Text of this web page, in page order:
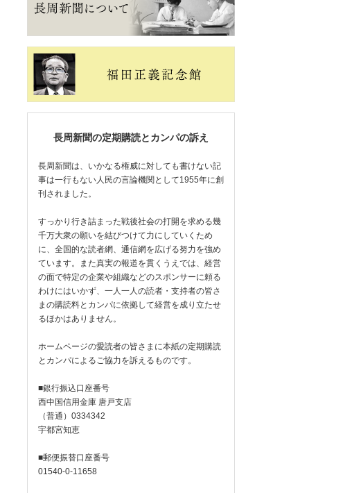
長周新聞の定期購読とカンパの訴え
長周新聞は、いかなる権威に対しても書けない記
事は一行もない人民の言論機関として1955年に創
刊されました。
すっかり行き詰まった戦後社会の打開を求める幾
千万大衆の願いを結びつけて力にしていくため
に、全国的な読者網、通信網を広げる努力を強め
ています。また真実の報道を貫くうえでは、経営
の面で特定の企業や組織などのスポンサーに頼る
わけにはいかず、一人一人の読者・支持者の皆さ
まの購読料とカンパに依拠して経営を成り立たせ
るほかはありません。
ホームページの愛読者の皆さまに本紙の定期購読
とカンパによるご協力を訴えるものです。
■銀行振込口座番号
西中国信用金庫 唐戸支店
（普通）0334342
宇都宮知恵
■郵便振替口座番号
01540-0-11658